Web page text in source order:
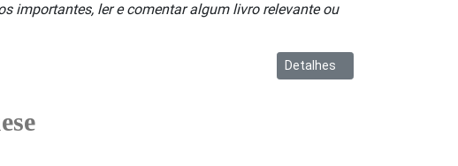
importantes, ler e comentar algum livro relevante ou
Detalhes